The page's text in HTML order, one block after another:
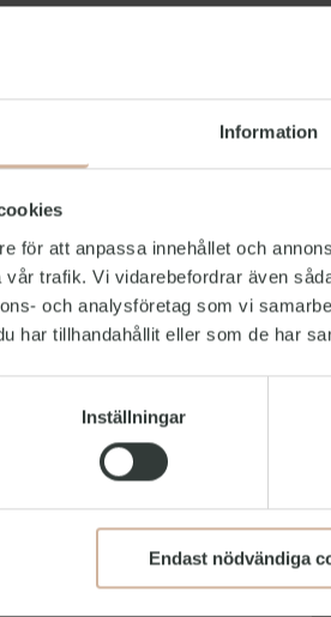
Information
för att anpassa innehållet och
trafik. Vi vidarebefordrar även
och analysföretag som vi
har tillhandahållit eller som de har
Inställningar
Endast nödvändiga
Islands
av grönskan
området
efter önskad